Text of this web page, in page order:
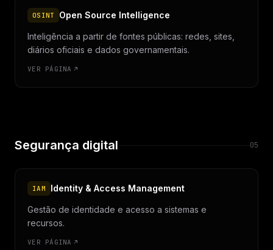
OSINT Open Source Intelligence
Inteligência a partir de fontes públicas: redes, sites,
diários oficiais e dados governamentais.
VER PÁGINA
Segurança digital 05
IAM Identity & Access Management
Gestão de identidade e acesso a sistemas e
recursos.
VER PÁGINA